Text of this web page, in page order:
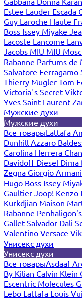
Estee Lauder Escada
Guy Laroche Haute
Boss Issey Miyake
Lacoste Lancome
Jacobs MIU MIU
Rabanne Parfums de
Salvatore Ferragamo
Thierry Mugler Tom
Victoria`s Secret
Yves Saint Laurent
Мужские духи
Мужские духи
Все товарыLattafa
Dunhill Azzaro
Carolina Herrera
Davidoff Diesel Dima
Zegna Giorgio Armani
Hugo Boss Issey
Gaultier Joop! Kenzo
Kurkdjian Maison
Rabanne Penhaligon's
Gallet Salvador Dali
Valentino Versace
Унисекс духи
Унисекс духи
Все товарыAsdaaf
By Kilian Calvin Klein
Escentric Molecules
Lebo Lattafa Louis